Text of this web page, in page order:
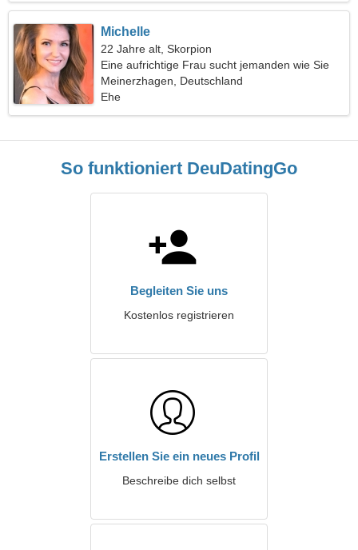
Michelle
22 Jahre alt, Skorpion
Eine aufrichtige Frau sucht jemanden wie Sie
Meinerzhagen, Deutschland
Ehe
So funktioniert DeuDatingGo
Begleiten Sie uns
Kostenlos registrieren
Erstellen Sie ein neues Profil
Beschreibe dich selbst